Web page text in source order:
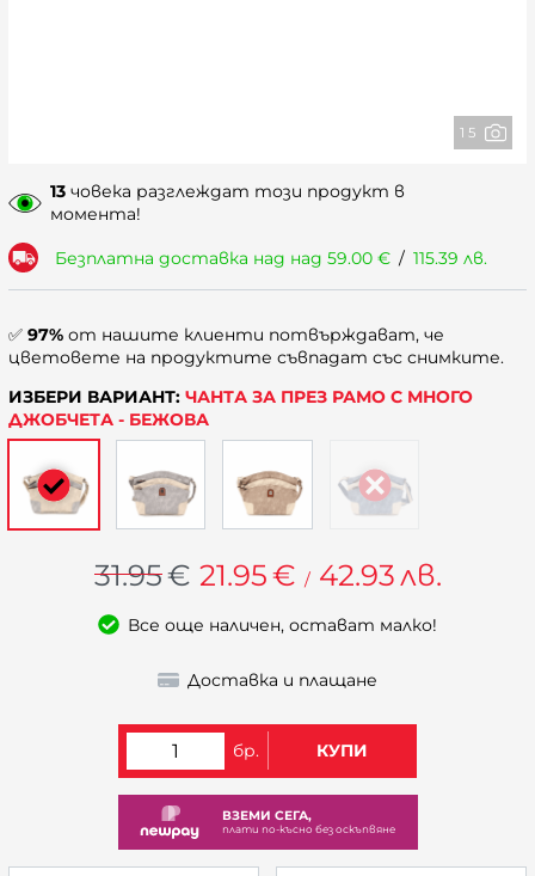
1 5
13 човека разглеждат този продукт в
момента!
Безплатна доставка над над 59.00 € / 115.39 лв.
✅ 97% от нашите клиенти потвърждават, че
цветовете на продуктите съвпадат със снимките.
ИЗБЕРИ ВАРИАНТ: ЧАНТА ЗА ПРЕЗ РАМО С МНОГО
ДЖОБЧЕТА - БЕЖОВА
31.95€ 21.95€ / 42.93лв.
Все още наличен, остават малко!
Доставка и плащане
бр. КУПИ
ВЗЕМИ СЕГА,
плати по-късно без оскъпвяне